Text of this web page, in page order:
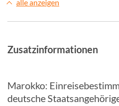
alle anzeigen
Zusatzinformationen
Marokko:
deutsche